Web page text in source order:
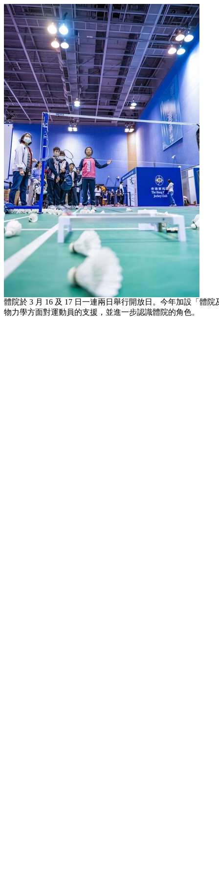
體院於 3 月 16 及 17 日一連兩日舉行開放日。今年加設「體
物力學方面對運動員的支援，並進一步認識體院的角色。